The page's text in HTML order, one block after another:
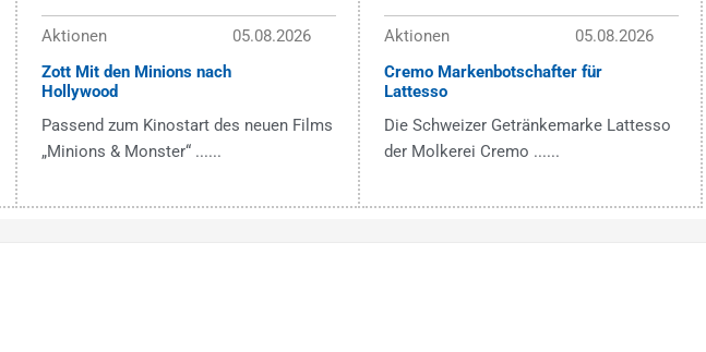
Aktionen
05.08.2026
Zott Mit den Minions nach
Hollywood
Passend zum Kinostart des neuen Films
„Minions & Monster“ ......
Aktionen
05.08.2026
Cremo Markenbotschafter für
Lattesso
Die Schweizer Getränkemarke Lattesso
der Molkerei Cremo ......